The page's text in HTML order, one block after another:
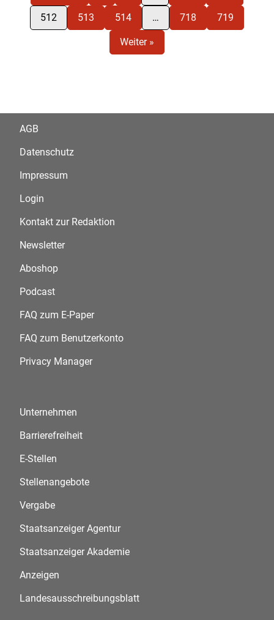
512 513 514 … 718 719
Weiter »
AGB
Datenschutz
Impressum
Login
Kontakt zur Redaktion
Newsletter
Aboshop
Podcast
FAQ zum E-Paper
FAQ zum Benutzerkonto
Privacy Manager
Unternehmen
Barrierefreiheit
E-Stellen
Stellenangebote
Vergabe
Staatsanzeiger Agentur
Staatsanzeiger Akademie
Anzeigen
Landesausschreibungsblatt